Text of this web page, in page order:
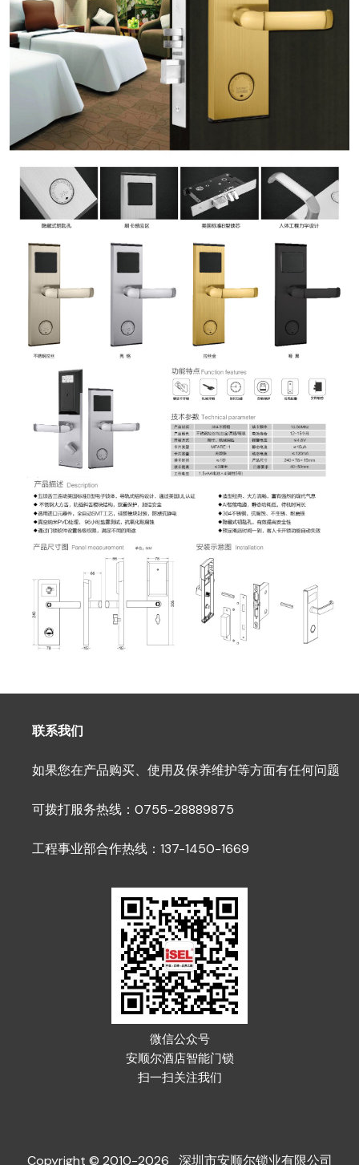
联系我们
如果您在产品购买、使用及保养维护等方面有任何问题
可拨打服务热线：0755-28889875
工程事业部合作热线：137-1450-1669
微信公众号
安顺尔酒店智能门锁
扫一扫关注我们
Copyright © 2010-2026 深圳市安顺尔锁业有限公司